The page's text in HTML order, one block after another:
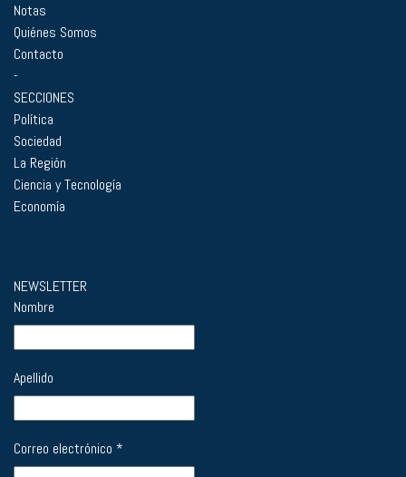
Notas
Quiénes Somos
Contacto
-
SECCIONES
Política
Sociedad
La Región
Ciencia y Tecnología
Economía
NEWSLETTER
Nombre
Apellido
Correo electrónico *